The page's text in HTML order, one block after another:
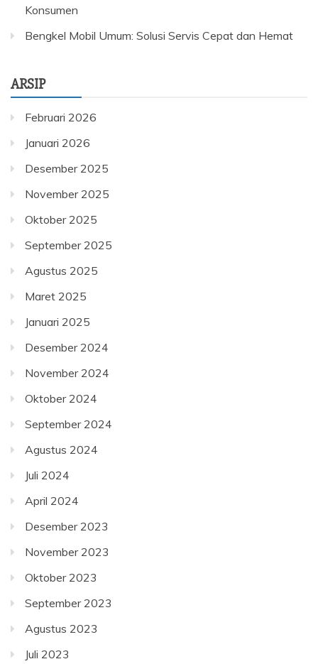
Konsumen
Bengkel Mobil Umum: Solusi Servis Cepat dan Hemat
ARSIP
Februari 2026
Januari 2026
Desember 2025
November 2025
Oktober 2025
September 2025
Agustus 2025
Maret 2025
Januari 2025
Desember 2024
November 2024
Oktober 2024
September 2024
Agustus 2024
Juli 2024
April 2024
Desember 2023
November 2023
Oktober 2023
September 2023
Agustus 2023
Juli 2023